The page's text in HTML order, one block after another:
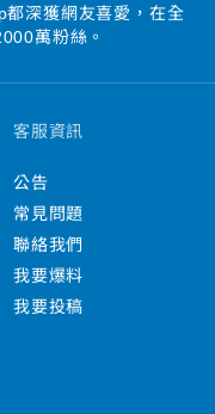
深獲網友喜愛，在全
萬粉絲。
客服資訊
公告
常見問題
聯絡我們
我要爆料
我要投稿